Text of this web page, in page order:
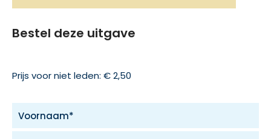
Bestel deze uitgave
Prijs voor niet leden: € 2,50